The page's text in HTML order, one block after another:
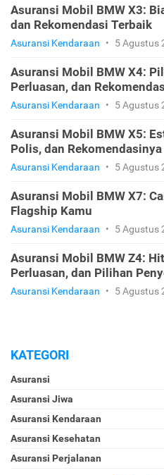
Asuransi Mobil BMW X3:
dan Rekomendasi Terbaik
Asuransi Kendaraan • 5 Agustus
Asuransi Mobil BMW X4:
Perluasan, dan
Asuransi Kendaraan • 5 Agustus
Asuransi Mobil BMW X5:
Polis, dan Rekomendasinya
Asuransi Kendaraan • 5 Agustus
Asuransi Mobil BMW X7:
Flagship Kamu
Asuransi Kendaraan • 5 Agustus
Asuransi Mobil BMW Z4:
Perluasan, dan Pilihan
Asuransi Kendaraan • 5 Agustus
KATEGORI
Asuransi
Asuransi Jiwa
Asuransi Kendaraan
Asuransi Kesehatan
Asuransi Perjalanan